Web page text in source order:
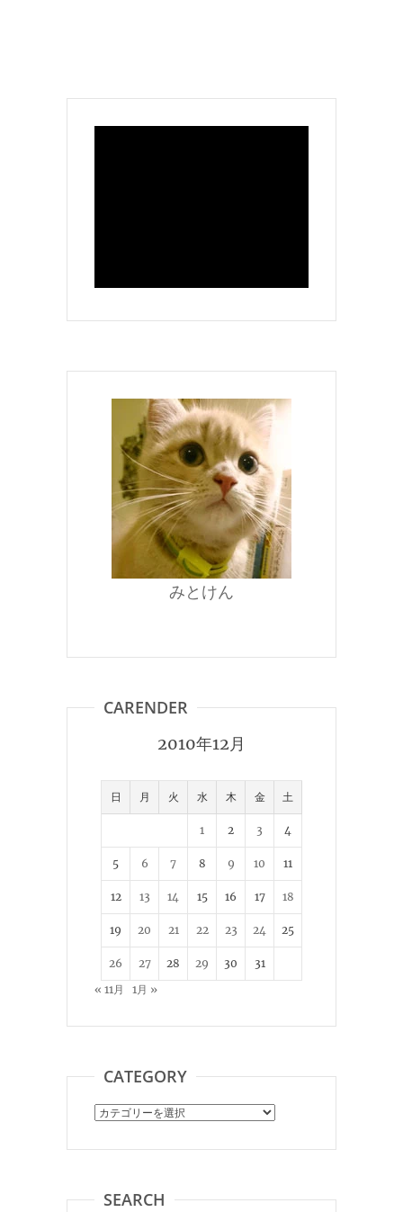
みとけん
CARENDER
2010年12月
日 月 火 水 木 金 土
1 2 3 4
5 6 7 8 9 10 11
12 13 14 15 16 17 18
19 20 21 22 23 24 25
26 27 28 29 30
31
« 11月
1月 »
CATEGORY
Category
SEARCH